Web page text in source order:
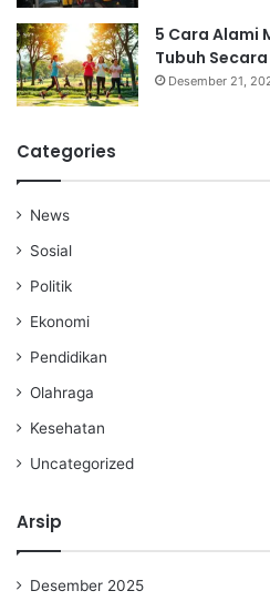
5 Cara Alami
Tubuh
Desember 21,
Categories
News
Sosial
Politik
Ekonomi
Pendidikan
Olahraga
Kesehatan
Uncategorized
Arsip
Desember 2025